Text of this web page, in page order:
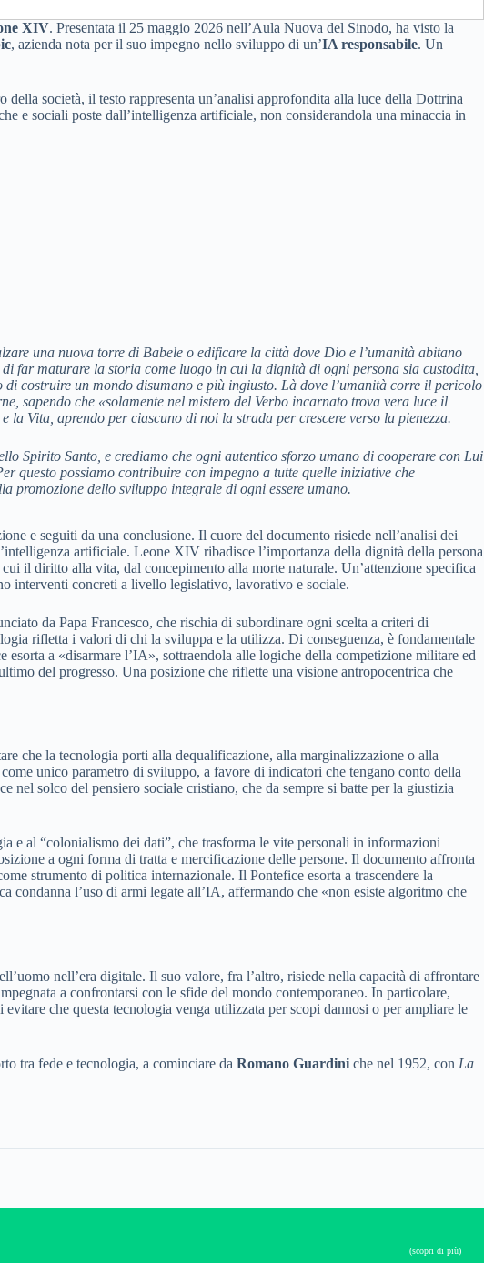
XIV. Presentata il 25 maggio 2026 nell’Aula Nuova del Sinodo, ha visto la
, azienda nota per il suo impegno nello sviluppo di un’IA responsabile. Un
società, il testo rappresenta un’analisi approfondita alla luce della Dottrina
e sociali poste dall’intelligenza artificiale, non considerandola una minaccia in
una nuova torre di Babele o edificare la città dove Dio e l’umanità abitano
far maturare la storia come luogo in cui la dignità di ogni persona sia custodita,
costruire un mondo disumano e più ingiusto. Là dove l’umanità corre il pericolo
sapendo che «solamente nel mistero del Verbo incarnato trova vera luce il
Vita, aprendo per ciascuno di noi la strada per crescere verso la pienezza.
Spirito Santo, e crediamo che ogni autentico sforzo umano di cooperare con Lui
questo possiamo contribuire con impegno a tutte quelle iniziative che
promozione dello sviluppo integrale di ogni essere umano.
e seguiti da una conclusione. Il cuore del documento risiede nell’analisi dei
artificiale. Leone XIV ribadisce l’importanza della dignità della persona
il diritto alla vita, dal concepimento alla morte naturale. Un’attenzione specifica
interventi concreti a livello legislativo, lavorativo e sociale.
da Papa Francesco, che rischia di subordinare ogni scelta a criteri di
rifletta i valori di chi la sviluppa e la utilizza. Di conseguenza, è fondamentale
a «disarmare l’IA», sottraendola alle logiche della competizione militare ed
del progresso. Una posizione che riflette una visione antropocentrica che
che la tecnologia porti alla dequalificazione, alla marginalizzazione o alla
unico parametro di sviluppo, a favore di indicatori che tengano conto della
nel solco del pensiero sociale cristiano, che da sempre si batte per la giustizia
e al “colonialismo dei dati”, che trasforma le vite personali in informazioni
a ogni forma di tratta e mercificazione delle persone. Il documento affronta
strumento di politica internazionale. Il Pontefice esorta a trascendere la
l’uso di armi legate all’IA, affermando che «non esiste algoritmo che
nell’era digitale. Il suo valore, fra l’altro, risiede nella capacità di affrontare
a confrontarsi con le sfide del mondo contemporaneo. In particolare,
che questa tecnologia venga utilizzata per scopi dannosi o per ampliare le
tra fede e tecnologia, a cominciare da Romano Guardini che nel 1952, con La
(scopri di più)